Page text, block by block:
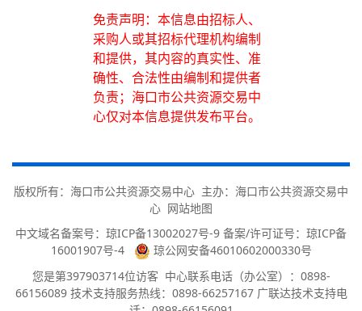
免责声明：本信息由招标人、
采购人或其招标代理机构编制
和提供，其内容的真实性、准
确性、合法性由编制和提供者
负责；海口市公共资源交易中
心仅对本信息提供发布平台。
版权所有：海口市公共资源交易中心 主办：海口市公共资源交易中
心 网站地图
中文域名备案号： 琼ICP备13002027号-9 备案/许可证号：琼ICP备
16001907号-4
琼公网安备46010602000330号
您是第397903714位访客 中心联系电话（办公室）：0898-
66156089 技术支持服务热线：0898-66257167 广联达技术支持电